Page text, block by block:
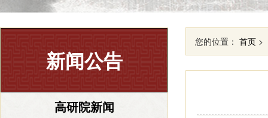
新闻公告
高研院新闻
您的位置： 首页 >